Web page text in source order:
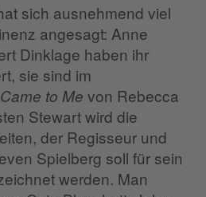
sich ausnehmend viel
angesagt: Anne
Dinklage haben ihr
sie sind im
to Me von Rebecca
Stewart wird die
der Regisseur und
Spielberg soll für sein
werden. Man